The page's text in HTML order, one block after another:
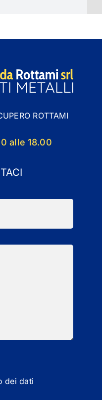
ROTTAMI
alle 18.00
dei dati